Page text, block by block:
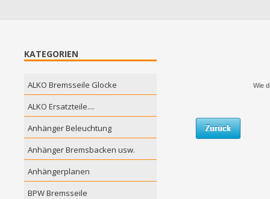
KATEGORIEN
ALKO Bremsseile Glocke
ALKO Ersatzteile....
Anhänger Beleuchtung
Anhänger Bremsbacken usw.
Anhängerplanen
BPW Bremsseile
Wie